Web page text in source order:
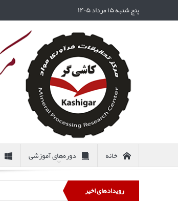
پنج شنبه ۱۵ مرداد ۱۴۰۵
خانه دوره‌های آموزشی
رویدادهای اخیر